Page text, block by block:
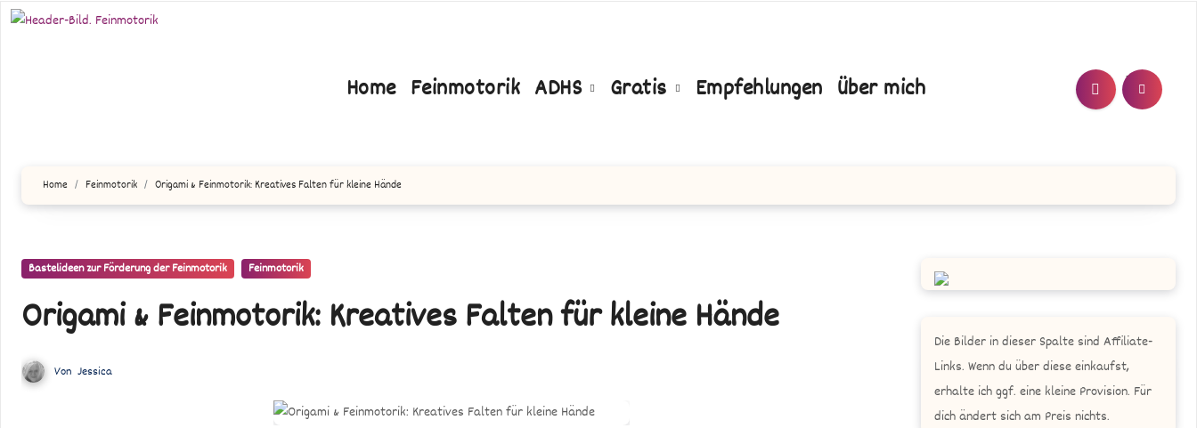
Zum
Home Feinmotorik ADHS Gratis Empfehlungen Über mich T/N
Home Feinmotorik Origami & Feinmotorik: Kreatives Falten für kleine Hände
Bastelideen zur Förderung der Feinmotorik Feinmotorik
Origami & Feinmotorik: Kreatives Falten für kleine Hände
Von Jessica
Die Bilder in dieser Spalte sind Affiliate-
Links. Wenn du über diese einkaufst,
erhalte ich ggf. eine kleine Provision. Für
dich ändert sich am Preis nichts.